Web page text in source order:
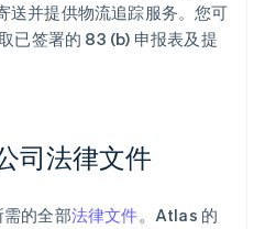
并提供物流追踪服务。您可
已签署的 83 (b) 申报表及提
司法律文件
的全部法律文件。Atlas 的